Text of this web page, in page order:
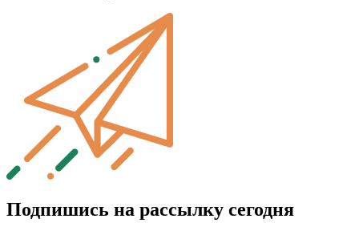
Подпишись на рассылку сегодня